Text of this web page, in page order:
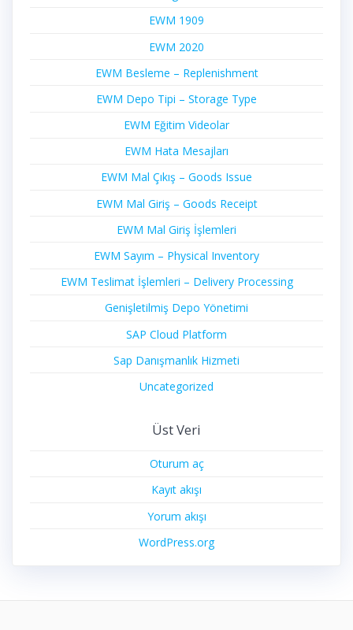
EWM 1909
EWM 2020
EWM Besleme – Replenishment
EWM Depo Tipi – Storage Type
EWM Eğitim Videolar
EWM Hata Mesajları
EWM Mal Çıkış – Goods Issue
EWM Mal Giriş – Goods Receipt
EWM Mal Giriş İşlemleri
EWM Sayım – Physical Inventory
EWM Teslimat İşlemleri – Delivery Processing
Genişletilmiş Depo Yönetimi
SAP Cloud Platform
Sap Danışmanlık Hizmeti
Uncategorized
Üst Veri
Oturum aç
Kayıt akışı
Yorum akışı
WordPress.org